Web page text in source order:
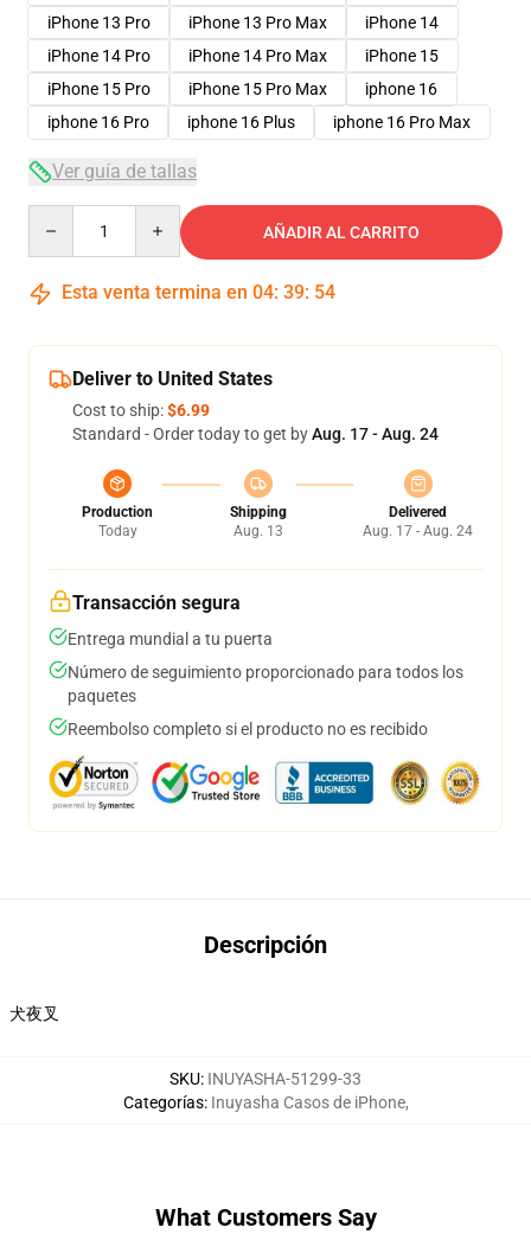
iPhone 13 Pro
iPhone 13 Pro Max
iPhone 14
iPhone 14 Pro
iPhone 14 Pro Max
iPhone 15
iPhone 15 Pro
iPhone 15 Pro Max
iphone 16
iphone 16 Pro
iphone 16 Plus iphone 16 Pro Max
Ver guía de tallas
AÑADIR AL CARRITO
Esta venta termina en 04: 39: 54
Deliver to United States
Cost to ship:$6.99
Standard - Order today to get byAug. 17 - Aug. 24
Production
Today
Shipping
Aug. 13
Delivered
Aug. 17 - Aug. 24
Transacción segura
Entrega mundial a tu puerta
Número de seguimiento proporcionado para todos los
paquetes
Reembolso completo si el producto no es recibido
Descripción
犬夜叉
SKU: INUYASHA-51299-33
Categorías: Inuyasha Casos de iPhone,
What Customers Say